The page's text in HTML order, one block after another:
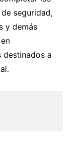
seguridad,
y demás
destinados a